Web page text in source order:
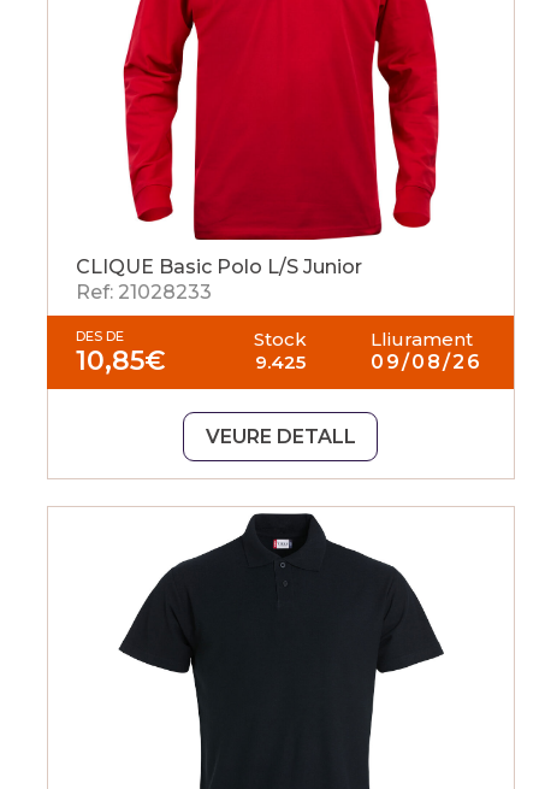
CLIQUE Basic Polo L/S Junior
Ref: 21028233
DES DE
10,85€
Stock
9.425
Lliurament
09/08/26
VEURE DETALL